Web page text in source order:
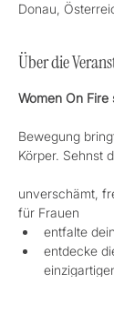
Donau,
Über die
Women On Fire
Bewegung
Körper. Sehnst
unverschämt,
für Frauen
entfalte
entdecke